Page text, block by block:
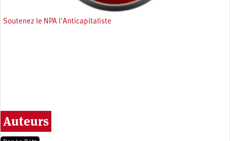
Soutenez le NPA l'Anticapitaliste
Auteurs